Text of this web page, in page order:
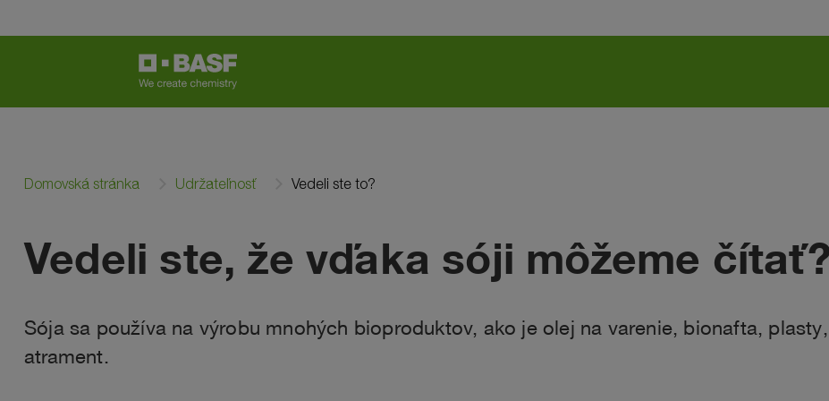
Domovská stránka Udržateľnosť Vedeli ste to?
Vedeli ste, že vďaka sóji môžeme čítať?
Sója sa používa na výrobu mnohých bioproduktov, ako je olej na varenie, bionafta,
atrament.